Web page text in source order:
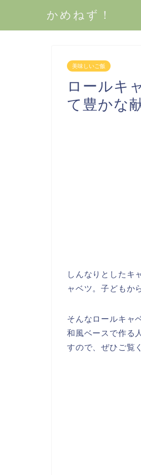
かめねず！
美味しいご飯
ロールキ
て豊かな
しんなりとしたキ
ャベツ。子どもか
そんなロールキャ
和風ベースで作る
すので、ぜひご覧